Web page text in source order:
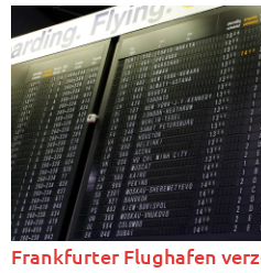
Frankfurter Flughafen